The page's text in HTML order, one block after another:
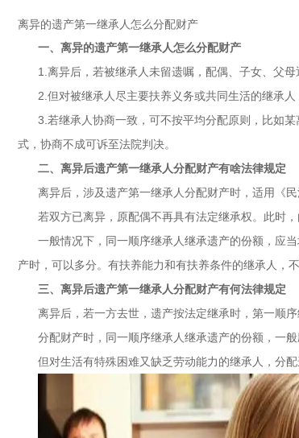
离异的遗产第一继承人怎么分配财产
一、离异的遗产第一继承人怎么分配财产
1.离异后，若被继承人未留遗嘱，配偶、子女、父
2.但对被继承人尽主要扶养义务或共同生活的继承
3.若继承人协商一致，可不按平均分配原则，比如
式，协商不成可诉至法院判决。
二、离异后遗产第一继承人分配财产有啥法律规定
离异后，涉及遗产第一继承人分配财产时，适用《
若双方已离异，原配偶不再具有法定继承权。此时
一般情况下，同一顺序继承人继承遗产的份额，应
产时，可以多分。有扶养能力和有扶养条件的继承人，
三、离异后遗产第一继承人分配财产有何法律规定
离异后，若一方去世，遗产按法定继承时，第一顺
分配财产时，同一顺序继承人继承遗产的份额，一
但对生活有特殊困难又缺乏劳动能力的继承人，分